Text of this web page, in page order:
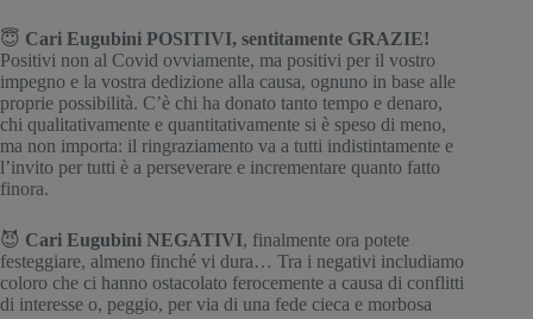
😇
Positivi non al Covid ovviamente, ma positivi per il vostro
impegno e la vostra dedizione alla causa, ognuno in base alle
proprie possibilità. C’è chi ha donato tanto tempo e denaro,
chi qualitativamente e quantitativamente si è speso di meno,
ma non importa: il ringraziamento va a tutti indistintamente e
l’invito per tutti è a perseverare e incrementare quanto fatto
finora.
😈 Cari Eugubini NEGATIVI, finalmente ora potete
festeggiare, almeno finché vi dura… Tra i negativi includiamo
coloro che ci hanno ostacolato ferocemente a causa di conflitti
di interesse o, peggio, per via di una fede cieca e morbosa